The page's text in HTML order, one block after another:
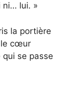
ni… lui. »
la portière
le cœur
qui se passe